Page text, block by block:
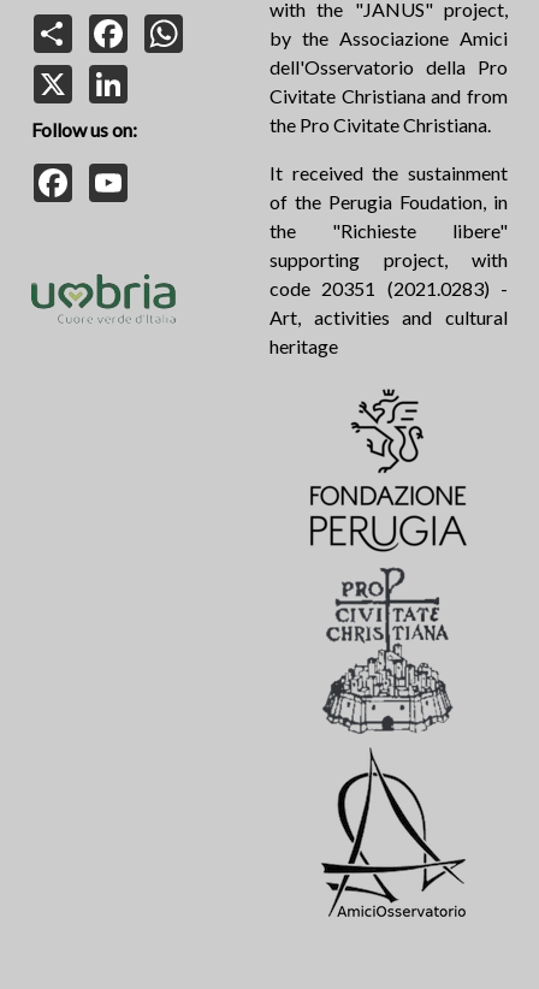
Share
Facebook
Follow us on:
Facebook
with the "JANUS" project,
by the Associazione Amici
dell'Osservatorio della Pro
Civitate Christiana and from
the Pro Civitate Christiana.
It received the sustainment
of the Perugia Foudation, in
the "Richieste libere"
supporting project, with
code 20351 (2021.0283) -
Art, activities and cultural
heritage